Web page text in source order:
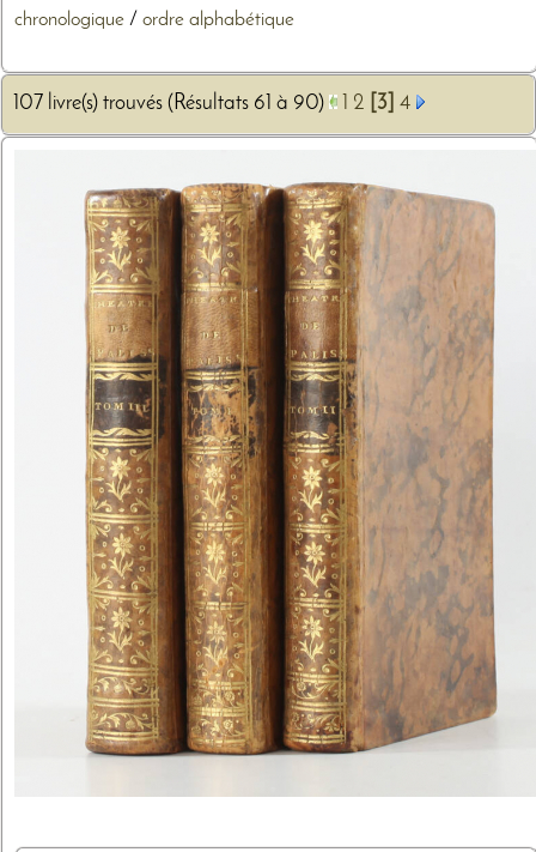
chronologique / ordre alphabétique
107 livre(s) trouvés (Résultats 61 à 90) 2 [3] 4